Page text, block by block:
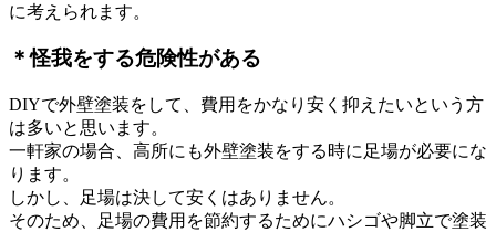
に考えられます。
＊怪我をする危険性がある
DIYで外壁塗装をして、費用をかなり安く抑えたいという方
は多いと思います。
一軒家の場合、高所にも外壁塗装をする時に足場が必要にな
ります。
しかし、足場は決して安くはありません。
そのため、足場の費用を節約するためにハシゴや脚立で塗装